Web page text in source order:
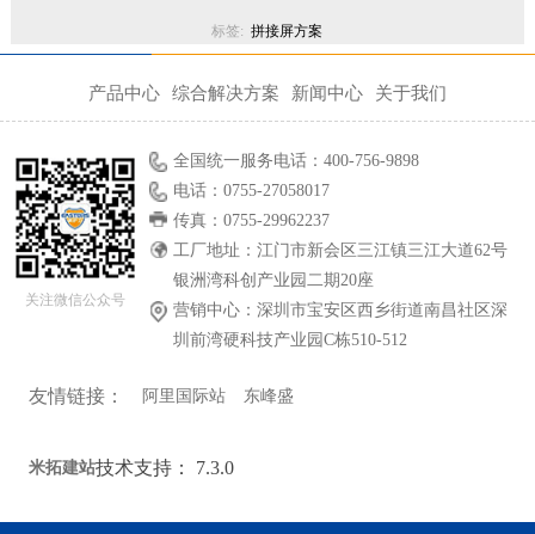
标签:拼接屏方案
产品中心 综合解决方案 新闻中心 关于我们
全国统一服务电话：400-756-9898
电话：0755-27058017
传真：0755-29962237
工厂地址：江门市新会区三江镇三江大道62号
银洲湾科创产业园二期20座
营销中心：深圳市宝安区西乡街道南昌社区深
圳前湾硬科技产业园C栋510-512
关注微信公众号
友情链接： 阿里国际站 东峰盛
技术支持：
米拓建站 7.3.0